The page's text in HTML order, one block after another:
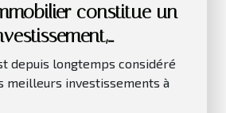
constitue un
sur le long terme ?
depuis longtemps considéré
meilleurs investissements à